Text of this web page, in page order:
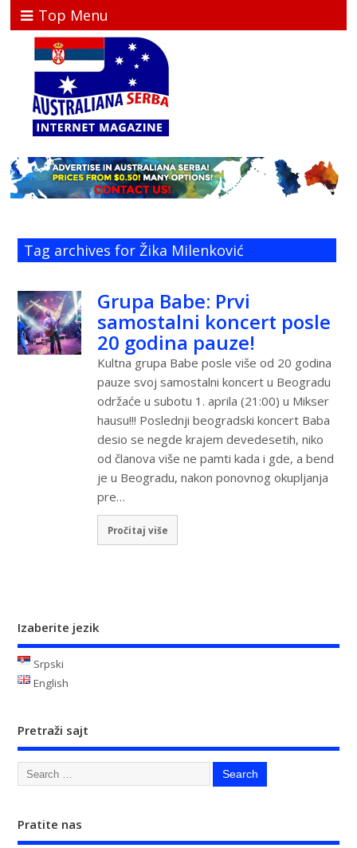
Top Menu
Tag archives for Žika Milenković
Grupa Babe: Prvi
samostalni koncert posle
20 godina pauze!
Kultna grupa Babe posle više od 20 godina
pauze svoj samostalni koncert u Beogradu
održaće u subotu 1. aprila (21:00) u Mikser
hausu!!! Poslednji beogradski koncert Baba
desio se negde krajem devedesetih, niko
od članova više ne pamti kada i gde, a bend
je u Beogradu, nakon ponovnog okupljanja
pre…
Pročitaj više
Izaberite jezik
Srpski
English
Pretraži sajt
Pratite nas